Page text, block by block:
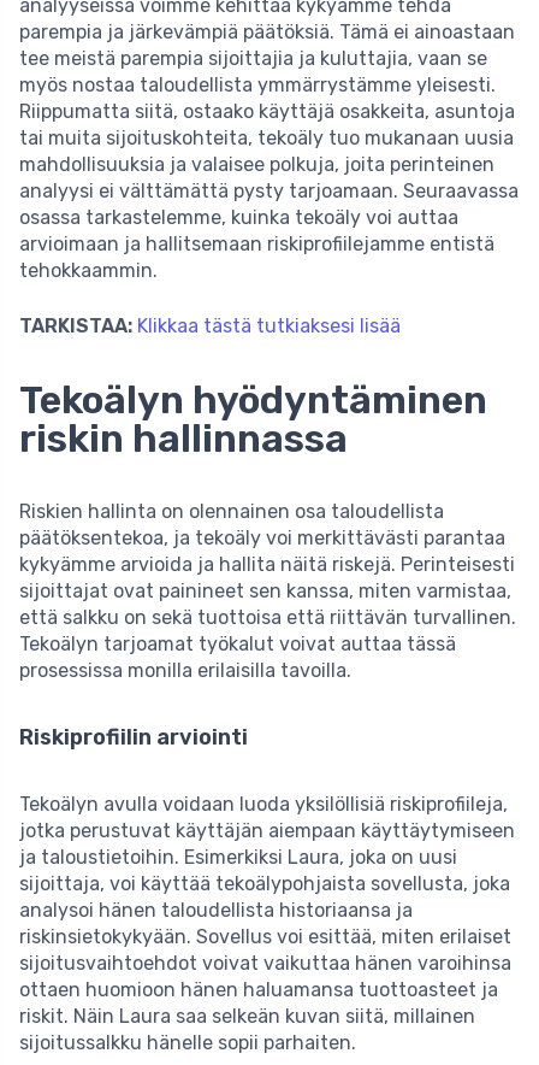
analyyseissä voimme kehittää kykyämme tehdä
parempia ja järkevämpiä päätöksiä. Tämä ei ainoastaan
tee meistä parempia sijoittajia ja kuluttajia, vaan se
myös nostaa taloudellista ymmärrystämme yleisesti.
Riippumatta siitä, ostaako käyttäjä osakkeita, asuntoja
tai muita sijoituskohteita, tekoäly tuo mukanaan uusia
mahdollisuuksia ja valaisee polkuja, joita perinteinen
analyysi ei välttämättä pysty tarjoamaan. Seuraavassa
osassa tarkastelemme, kuinka tekoäly voi auttaa
arvioimaan ja hallitsemaan riskiprofiilejamme entistä
tehokkaammin.
TARKISTAA: Klikkaa tästä tutkiaksesi lisää
Tekoälyn hyödyntäminen
riskin hallinnassa
Riskien hallinta on olennainen osa taloudellista
päätöksentekoa, ja tekoäly voi merkittävästi parantaa
kykyämme arvioida ja hallita näitä riskejä. Perinteisesti
sijoittajat ovat painineet sen kanssa, miten varmistaa,
että salkku on sekä tuottoisa että riittävän turvallinen.
Tekoälyn tarjoamat työkalut voivat auttaa tässä
prosessissa monilla erilaisilla tavoilla.
Riskiprofiilin arviointi
Tekoälyn avulla voidaan luoda yksilöllisiä riskiprofiileja,
jotka perustuvat käyttäjän aiempaan käyttäytymiseen
ja taloustietoihin. Esimerkiksi Laura, joka on uusi
sijoittaja, voi käyttää tekoälypohjaista sovellusta, joka
analysoi hänen taloudellista historiaansa ja
riskinsietokykyään. Sovellus voi esittää, miten erilaiset
sijoitusvaihtoehdot voivat vaikuttaa hänen varoihinsa
ottaen huomioon hänen haluamansa tuottoasteet ja
riskit. Näin Laura saa selkeän kuvan siitä, millainen
sijoitussalkku hänelle sopii parhaiten.